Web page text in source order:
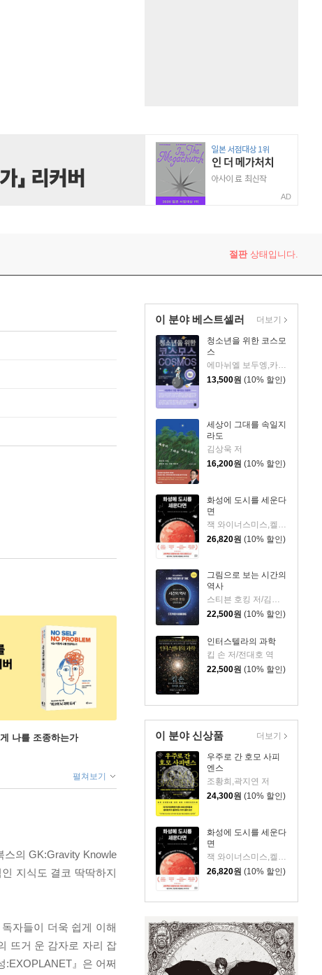
AD
절판상태입니다.
이 분야 베스트셀러
청소년을 위한 코스모
스
에마뉘엘 보두엥,카트린 에벙 보두엥 공저/홍은주 역/임태훈 감수
13,500원 (10% 할인)
세상이 그대를 속일지
라도
김상욱 저
16,200원 (10% 할인)
화성에 도시를 세운다
면
잭 와이너스미스,켈리 와이너스미스 저/지웅배 역
26,820원 (10% 할인)
그림으로 보는 시간의
역사
스티븐 호킹 저/김동광 역
22,500원 (10% 할인)
인터스텔라의 과학
킵 손 저/전대호 역
22,500원 (10% 할인)
더보기
이 분야 신상품
우주로 간 호모 사피
엔스
조황희,곽지연 저
24,300원 (10% 할인)
화성에 도시를 세운다
면
잭 와이너스미스,켈리 와이너스미스 저/지웅배 역
26,820원 (10% 할인)
더보기
나를 조종하는가
펼쳐보기
스의 GK:Gravity Knowle
지식도 결코 딱딱하지
자들이 더욱 쉽게 이해
뜨거 운 감자로 자리 잡
:EXOPLANET』은 어쩌